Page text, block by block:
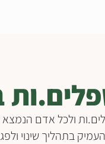
ולכל אדם
בתהליך שינוי